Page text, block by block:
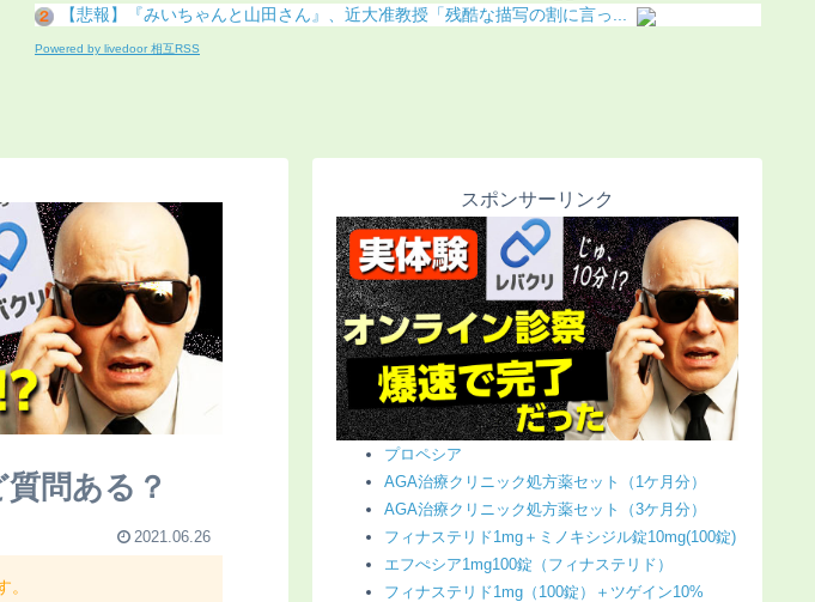
【悲報】『みいちゃんと山田さん』、近大准教授「残酷な描写の割に言っ...
Powered by livedoor 相互RSS
問ある？
2021.06.26
スポンサーリンク
プロペシア
AGA治療クリニック処方薬セット（1ケ月分）
AGA治療クリニック処方薬セット（3ケ月分）
フィナステリド1mg＋ミノキシジル錠10mg(100錠)
エフぺシア1mg100錠（フィナステリド）
フィナステリド1mg（100錠）＋ツゲイン10%